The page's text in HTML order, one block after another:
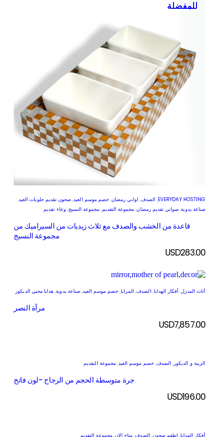
للمفضلة
EVERYDAY HOSTING
, الصدف, اواني رمضان, خصم موسم العيد, صحون تقديم حلويات العيد,
صناعة يدوية, صواني تقديم رمضان, مجموعة التقديم, مجموعة النسيج, وعاء تقديم
قاعدة من الخشب والصدف مع ثلاث زبديات من السيراميك من
مجموعة النسيج
USD283.00
للمفضلة
أثاث المنزل, أفكار الهدايا, الصدف, المرايا,خصم موسم العيد,صناعة يدوية, هدايا محبي الديكور
مرآة النصر
USD7,857.00
للمفضلة
الزينة و الديكور, الصدف,خصم موسم العيد,مجموعة التقديم
جرة متوسطة الحجم من الزجاج -لون فاتح
USD196.00
للمفضلة
أفكار الهدايا, اطقم صحون, الصدف, متاح الان,مجموعة التقديم